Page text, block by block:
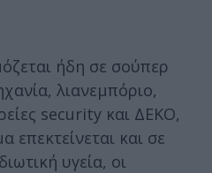
ήδη σε σούπερ
λιανεμπόριο,
security και ΔΕΚΟ,
επεκτείνεται και σε
υγεία, οι